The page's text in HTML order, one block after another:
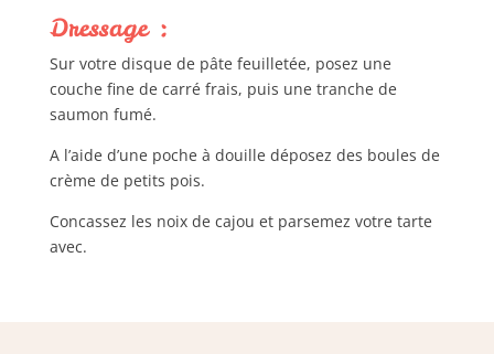
Dressage :
Sur votre disque de pâte feuilletée, posez une
couche fine de carré frais, puis une tranche de
saumon fumé.
A l’aide d’une poche à douille déposez des boules de
crème de petits pois.
Concassez les noix de cajou et parsemez votre tarte
avec.